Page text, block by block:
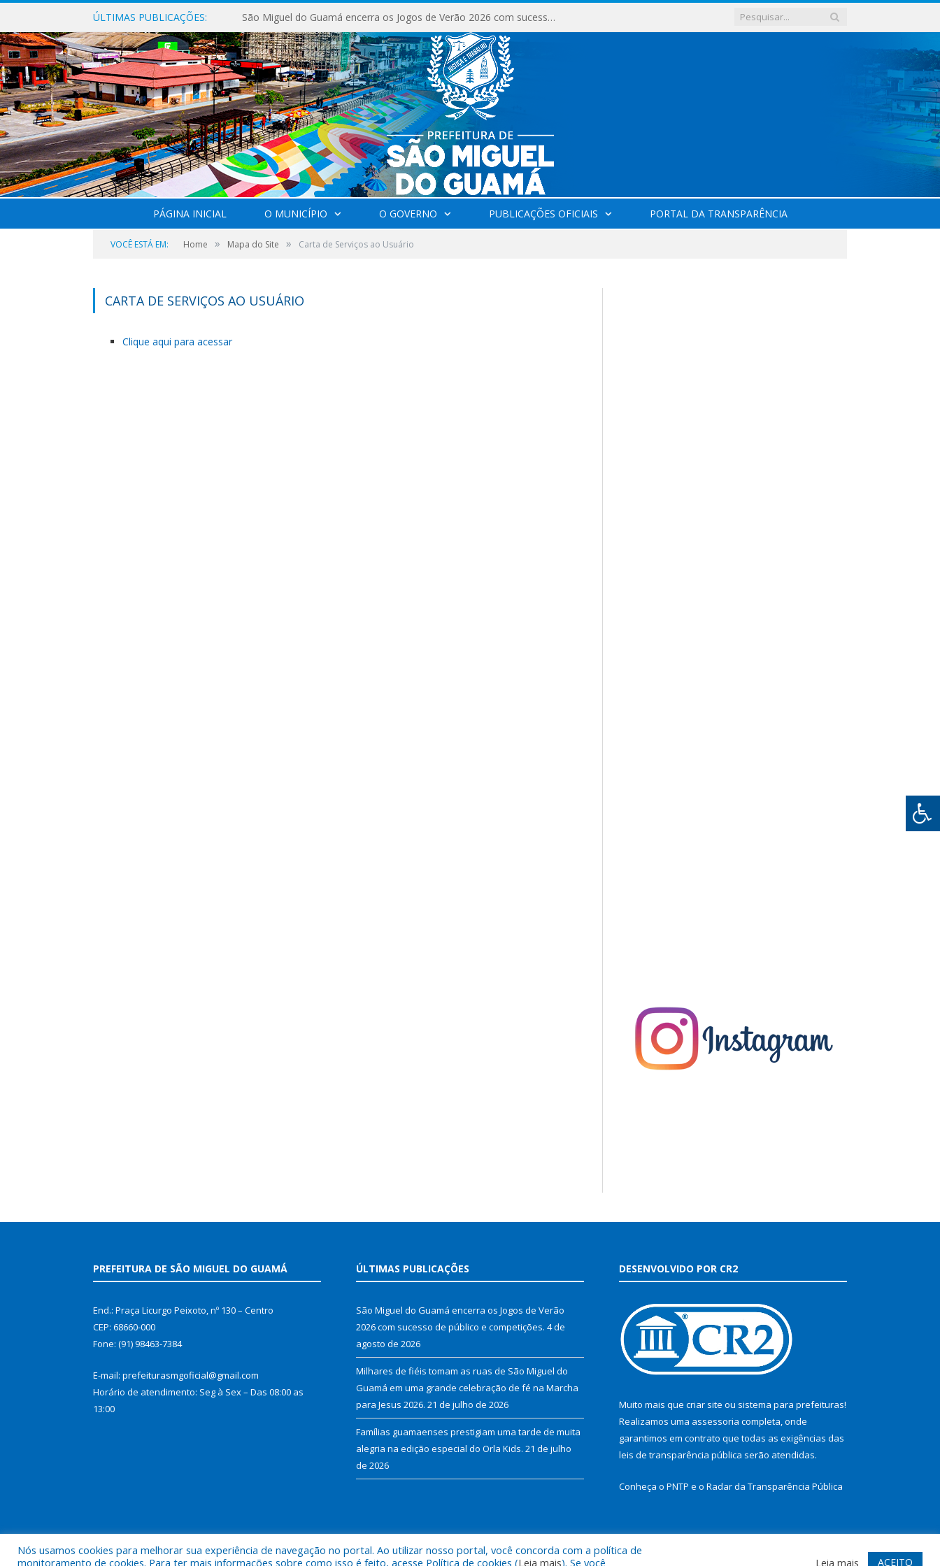
ÚLTIMAS PUBLICAÇÕES: São Miguel do Guamá encerra os Jogos de Verão 2026 com sucesso de público e competições.
PÁGINA INICIAL O MUNICÍPIO O GOVERNO PUBLICAÇÕES OFICIAIS PORTAL DA TRANSPARÊNCIA
VOCÊ ESTÁ EM: Home » Mapa do Site » Carta de Serviços ao Usuário
CARTA DE SERVIÇOS AO USUÁRIO
Clique aqui para acessar
PREFEITURA DE SÃO MIGUEL DO GUAMÁ
End.: Praça Licurgo Peixoto, nº 130 – Centro
CEP: 68660-000
Fone: (91) 98463-7384
E-mail: prefeiturasmgoficial@gmail.com
Horário de atendimento: Seg à Sex – Das 08:00 as
13:00
ÚLTIMAS PUBLICAÇÕES
São Miguel do Guamá encerra os Jogos de Verão
2026 com sucesso de público e competições. 4 de
agosto de 2026
Milhares de fiéis tomam as ruas de São Miguel do
Guamá em uma grande celebração de fé na Marcha
para Jesus 2026. 21 de julho de 2026
Famílias guamaenses prestigiam uma tarde de muita
alegria na edição especial do Orla Kids. 21 de julho
de 2026
DESENVOLVIDO POR CR2
Muito mais que criar site ou sistema para prefeituras!
Realizamos uma assessoria completa, onde
garantimos em contrato que todas as exigências das
leis de transparência pública serão atendidas.
Conheça o PNTP e o Radar da Transparência Pública
Todos os direitos reservados a Prefeitura Municipal de São Miguel do Guamá. Mapa do Site Acessar Webmail
Nós usamos cookies para melhorar sua experiência de navegação no portal. Ao utilizar nosso portal, você concorda com a política de
monitoramento de cookies. Para ter mais informações sobre como isso é feito, acesse Política de cookies (Leia mais). Se você Leia mais ACEITO